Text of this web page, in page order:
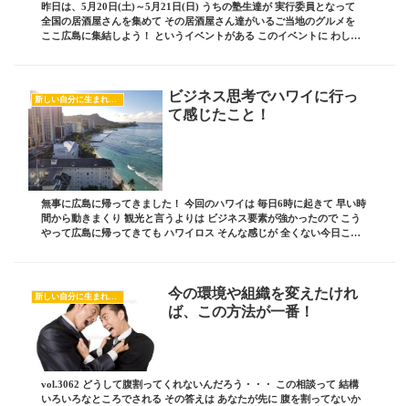
昨日は、5月20日(土)～5月21日(日) うちの塾生達が 実行委員となって
全国の居酒屋さんを集めて その居酒屋さん達がいるご当地のグルメを
ここ広島に集結しよう！ というイベントがある このイベントに わしに
新しい自分に生まれ変わるヒント
ビジネス思考でハワイに行っ
て感じたこと！
無事に広島に帰ってきました！ 今回のハワイは 毎日6時に起きて 早い時
間から動きまくり 観光と言うよりは ビジネス要素が強かったので こう
やって広島に帰ってきても ハワイロス そんな感じが 全くない今日この
新しい自分に生まれ変わるヒント
今の環境や組織を変えたけれ
ば、この方法が一番！
vol.3062 どうして腹割ってくれないんだろう・・・ この相談って 結構
いろいろなところでされる その答えは あなたが先に 腹を割ってないか